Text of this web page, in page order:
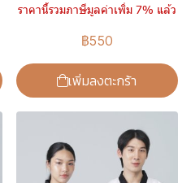
ราคานี้รวมภาษีมูลค่าเพิ่ม 7% แล้ว
฿550
เพิ่มลงตะกร้า